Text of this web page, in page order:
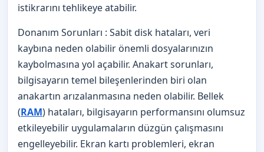
istikrarını tehlikeye atabilir.
Donanım Sorunları : Sabit disk hataları, veri
kaybına neden olabilir önemli dosyalarınızın
kaybolmasına yol açabilir. Anakart sorunları,
bilgisayarın temel bileşenlerinden biri olan
anakartın arızalanmasına neden olabilir. Bellek
(RAM) hataları, bilgisayarın performansını olumsuz
etkileyebilir uygulamaların düzgün çalışmasını
engelleyebilir. Ekran kartı problemleri, ekran